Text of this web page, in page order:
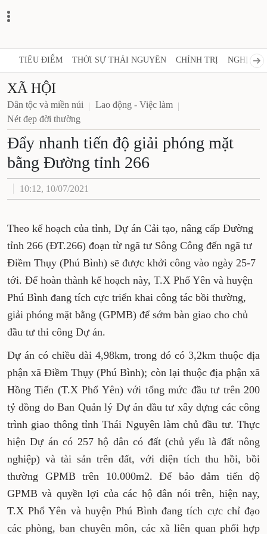
TIÊU ĐIỂM THỜI SỰ THÁI NGUYÊN CHÍNH TRỊ NGHỊ
XÃ HỘI
Dân tộc và miền núi
Lao động - Việc làm
Nét đẹp đời thường
Đẩy nhanh tiến độ giải phóng mặt
bằng Đường tỉnh 266
10:12, 10/07/2021
Theo kế hoạch của tỉnh, Dự án Cải tạo, nâng cấp Đường
tỉnh 266 (ĐT.266) đoạn từ ngã tư Sông Công đến ngã tư
Điềm Thụy (Phú Bình) sẽ được khởi công vào ngày 25-7
tới. Để hoàn thành kế hoạch này, T.X Phổ Yên và huyện
Phú Bình đang tích cực triển khai công tác bồi thường,
giải phóng mặt bằng (GPMB) để sớm bàn giao cho chủ
đầu tư thi công Dự án.
Dự án có chiều dài 4,98km, trong đó có 3,2km thuộc địa
phận xã Điềm Thụy (Phú Bình); còn lại thuộc địa phận xã
Hồng Tiến (T.X Phổ Yên) với tổng mức đầu tư trên 200
tỷ đồng do Ban Quản lý Dự án đầu tư xây dựng các công
trình giao thông tỉnh Thái Nguyên làm chủ đầu tư. Thực
hiện Dự án có 257 hộ dân có đất (chủ yếu là đất nông
nghiệp) và tài sản trên đất, với diện tích thu hồi, bồi
thường GPMB trên 10.000m2. Để bảo đảm tiến độ
GPMB và quyền lợi của các hộ dân nói trên, hiện nay,
T.X Phổ Yên và huyện Phú Bình đang tích cực chỉ đạo
các phòng, ban chuyên môn, các xã liên quan phối hợp